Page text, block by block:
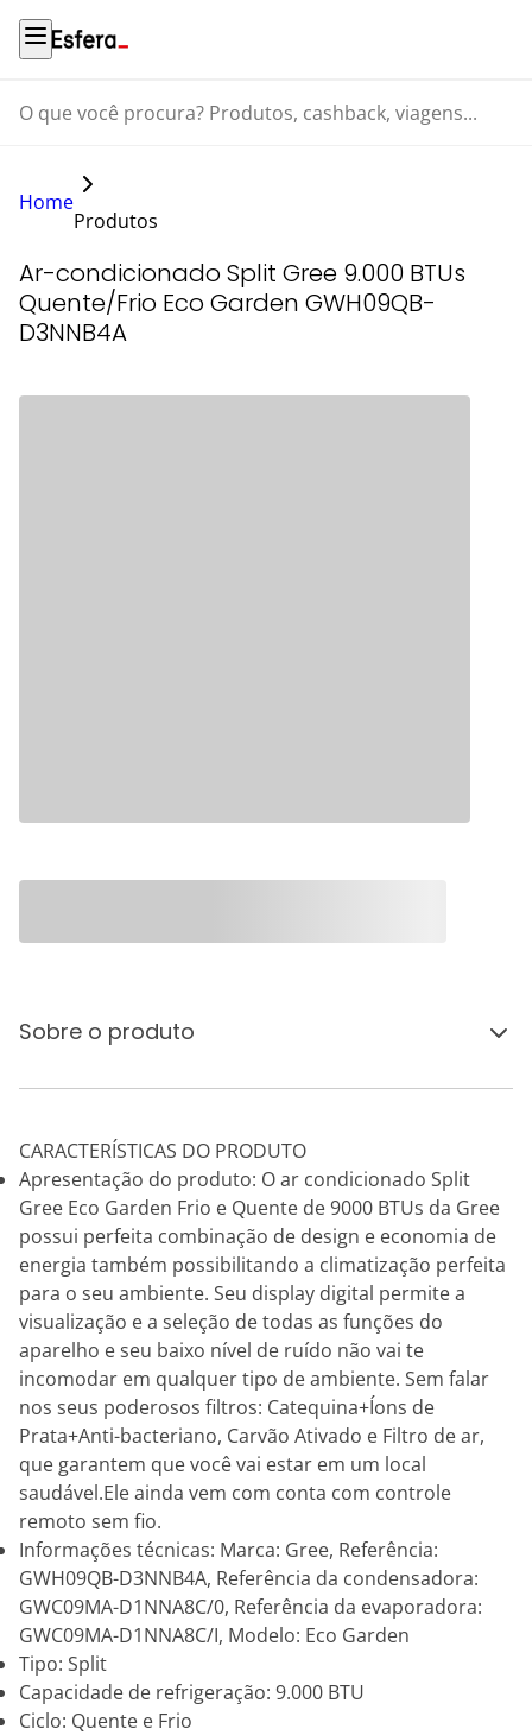
O que você procura? Produtos, cashback, viagens...
Home
Produtos
Ar-condicionado Split Gree 9.000 BTUs
Quente/Frio Eco Garden GWH09QB-
D3NNB4A
Sobre o produto
CARACTERÍSTICAS DO PRODUTO
Apresentação do produto: O ar condicionado Split
Gree Eco Garden Frio e Quente de 9000 BTUs da Gree
possui perfeita combinação de design e economia de
energia também possibilitando a climatização perfeita
para o seu ambiente. Seu display digital permite a
visualização e a seleção de todas as funções do
aparelho e seu baixo nível de ruído não vai te
incomodar em qualquer tipo de ambiente. Sem falar
nos seus poderosos filtros: Catequina+Íons de
Prata+Anti-bacteriano, Carvão Ativado e Filtro de ar,
que garantem que você vai estar em um local
saudável.Ele ainda vem com conta com controle
remoto sem fio.
Informações técnicas: Marca: Gree, Referência:
GWH09QB-D3NNB4A, Referência da condensadora:
GWC09MA-D1NNA8C/0, Referência da evaporadora:
GWC09MA-D1NNA8C/I, Modelo: Eco Garden
Tipo: Split
Capacidade de refrigeração: 9.000 BTU
Ciclo: Quente e Frio